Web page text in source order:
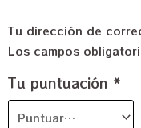
Tu dirección de
Los campos
Tu puntuación *